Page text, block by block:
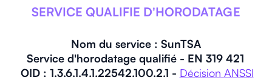
SERVICE QUALIFIE D'HORODATAGE
Nom du service : SunTSA
Service d'horodatage qualifié - EN 319 421
OID : 1.3.6.1.4.1.22542.100.2.1 - Décision ANSSI